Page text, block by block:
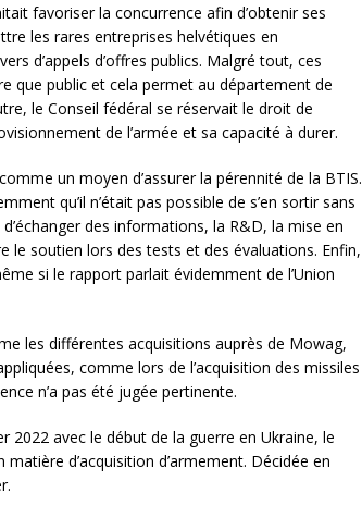
favoriser la concurrence afin d’obtenir ses
les rares entreprises helvétiques en
d’appels d’offres publics. Malgré tout, ces
que public et cela permet au département de
le Conseil fédéral se réservait le droit de
de l’armée et sa capacité à durer.
un moyen d’assurer la pérennité de la BTIS.
qu’il n’était pas possible de s’en sortir sans
des informations, la R&D, la mise en
le soutien lors des tests et des évaluations. Enfin,
si le rapport parlait évidemment de l’Union
les différentes acquisitions auprès de Mowag,
comme lors de l’acquisition des missiles
n’a pas été jugée pertinente.
2022 avec le début de la guerre en Ukraine, le
d’acquisition d’armement. Décidée en